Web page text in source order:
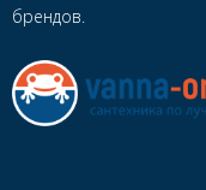
брендов.